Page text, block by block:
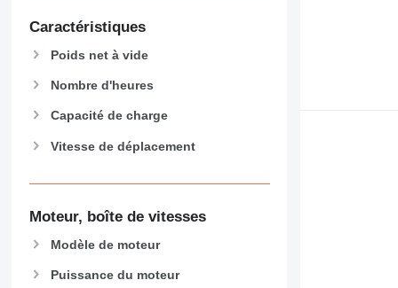
907
908
914
918
938
950
Caractéristiques
Poids net à vide
Nombre d'heures
Capacité de charge
Vitesse de déplacement
Moteur, boîte de vitesses
Modèle de moteur
Puissance du moteur